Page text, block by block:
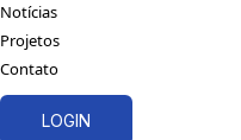
Notícias
Projetos
Contato
LOGIN